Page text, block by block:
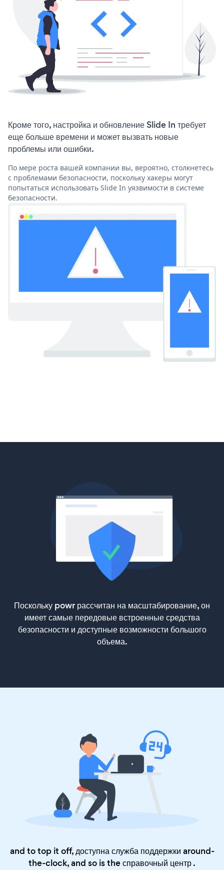
Кроме того, настройка и обновление Slide In требует
еще больше времени и может вызвать новые
проблемы или ошибки.
По мере роста вашей компании вы, вероятно, столкнетесь
с проблемами безопасности, поскольку хакеры могут
попытаться использовать Slide In уязвимости в системе
безопасности.
Поскольку powr рассчитан на масштабирование, он
имеет самые передовые встроенные средства
безопасности и доступные возможности большого
объема.
and to top it off, доступна служба поддержки around-
the-clock, and so is theсправочный центр.